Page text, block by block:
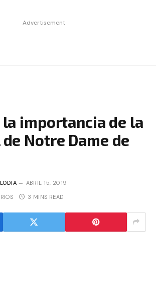
Advertisement
la importancia de la
Notre Dame de
ABRIL 15, 2019
3 MINS READ